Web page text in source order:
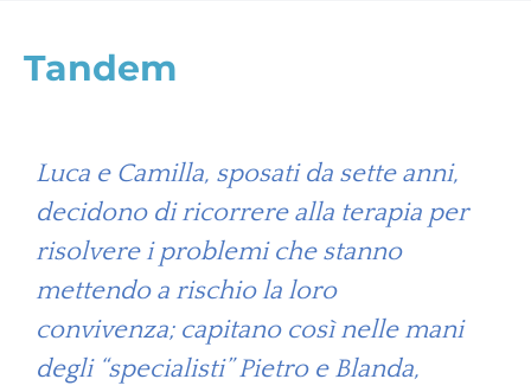
Tandem
Luca e Camilla, sposati da sette anni,
decidono di ricorrere alla terapia per
risolvere i problemi che stanno
mettendo a rischio la loro
convivenza; capitano così nelle mani
degli “specialisti” Pietro e Blanda,